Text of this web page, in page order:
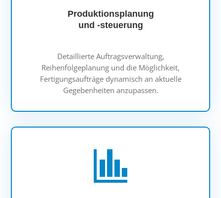
Produktionsplanung
und -steuerung
Detaillierte Auftragsverwaltung,
Reihenfolgeplanung und die Möglichkeit,
Fertigungsaufträge dynamisch an aktuelle
Gegebenheiten anzupassen.